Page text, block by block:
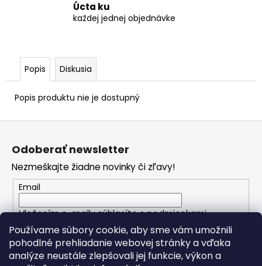
Používame súbory cookie, aby sme vám umožnili
pohodlné prehliadanie webovej stránky a vďaka
analýze neustále zlepšovali jej funkcie, výkon a
Úcta ku
každej jednej objednávke
Popis Diskusia
Popis produktu nie je dostupný
Z
e
Odoberať newsletter
Nezmeškajte žiadne novinky či zľavy!
Email
Vložením e-mailu súhlasíte spodmienkami
ochrany osobných údajov
PRIHLÁSIŤ SA